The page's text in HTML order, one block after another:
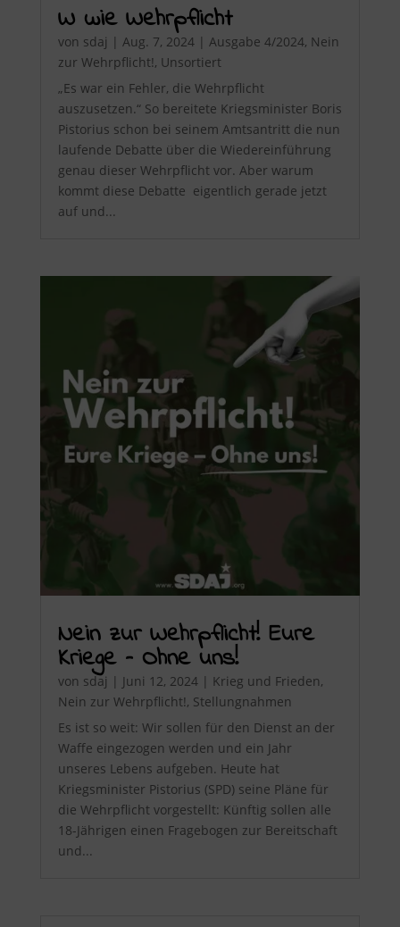
W wie Wehrpflicht
von sdaj | Aug. 7, 2024| Ausgabe 4/2024, Nein
zur Wehrpflicht!, Unsortiert
„Es war ein Fehler, die Wehrpflicht
auszusetzen.“ So bereitete Kriegsminister Boris
Pistorius schon bei seinem Amtsantritt die nun
laufende Debatte über die Wiedereinführung
genau dieser Wehrpflicht vor. Aber warum
kommt diese Debatte eigentlich gerade jetzt
auf und...
Nein zur Wehrpflicht! Eure
Kriege – Ohne uns!
von sdaj | Juni 12, 2024| Krieg und Frieden,
Nein zur Wehrpflicht!, Stellungnahmen
Es ist so weit: Wir sollen für den Dienst an der
Waffe eingezogen werden und ein Jahr
unseres Lebens aufgeben. Heute hat
Kriegsminister Pistorius (SPD) seine Pläne für
die Wehrpflicht vorgestellt: Künftig sollen alle
18-Jährigen einen Fragebogen zur Bereitschaft
und...